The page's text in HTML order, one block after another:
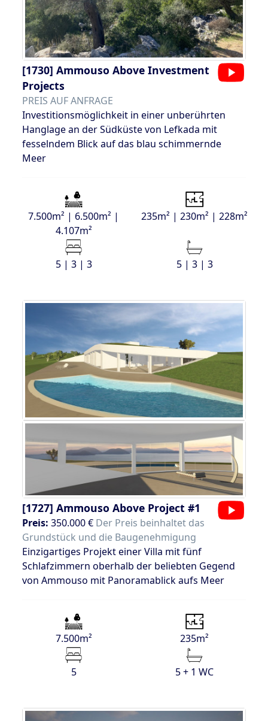
[1730] Ammouso Above Investment
Projects
PREIS AUF ANFRAGE
Investitionsmöglichkeit in einer unberührten
Hanglage an der Südküste von Lefkada mit
fesselndem Blick auf das blau schimmernde
Meer
7.500m² | 6.500m² |
4.107m²
235m² | 230m² | 228m²
5 | 3 | 3 5 | 3 | 3
[1727] Ammouso Above Project #1
Preis: 350.000 € Der Preis beinhaltet das
Grundstück und die Baugenehmigung
Einzigartiges Projekt einer Villa mit fünf
Schlafzimmern oberhalb der beliebten Gegend
von Ammouso mit Panoramablick aufs Meer
7.500m² 235m²
5 5 + 1 WC